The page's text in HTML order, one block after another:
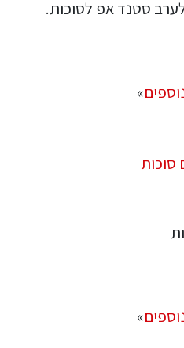
סטנד אפ לסוכות.
»
»